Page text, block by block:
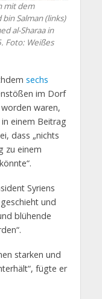
mit dem
Salman (links)
al-Sharaa in
Foto: Weißes
sechs
im Dorf
waren,
in einem Beitrag
dass „nichts
zu einem
Syriens
und
blühende
starken und
fügte er